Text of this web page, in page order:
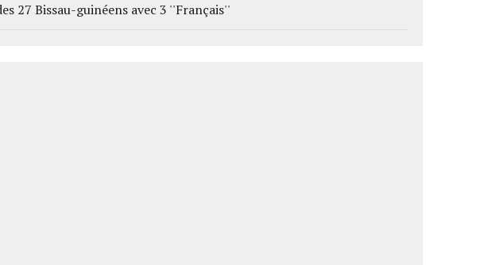
27 Bissau-guinéens avec 3 ''Français''